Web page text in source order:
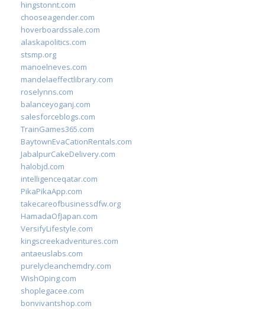
hingstonnt.com
chooseagender.com
hoverboardssale.com
alaskapolitics.com
stsmp.org
manoelneves.com
mandelaeffectlibrary.com
roselynns.com
balanceyoganj.com
salesforceblogs.com
TrainGames365.com
BaytownEvaCationRentals.com
JabalpurCakeDelivery.com
halobjd.com
intelligenceqatar.com
PikaPikaApp.com
takecareofbusinessdfw.org
HamadaOfJapan.com
VersifyLifestyle.com
kingscreekadventures.com
antaeuslabs.com
purelycleanchemdry.com
WishOping.com
shoplegacee.com
bonvivantshop.com